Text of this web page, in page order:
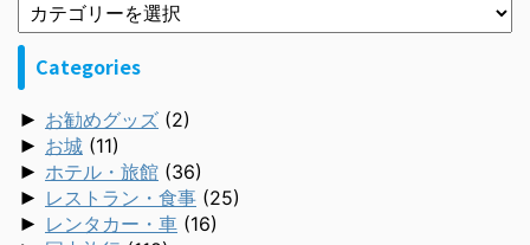
Categories
► お勧めグッズ (2)
► お城 (11)
► ホテル・旅館 (36)
► レストラン・食事 (25)
► レンタカー・車 (16)